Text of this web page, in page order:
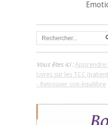
Vous êtes ici :Apprendre
Livres sur les TCC
- Retrouver son équilibre